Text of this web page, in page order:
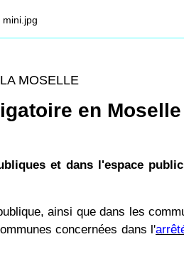
MOSELLE
en Moselle
et dans l'espace
ainsi que dans les
concernées dans l'